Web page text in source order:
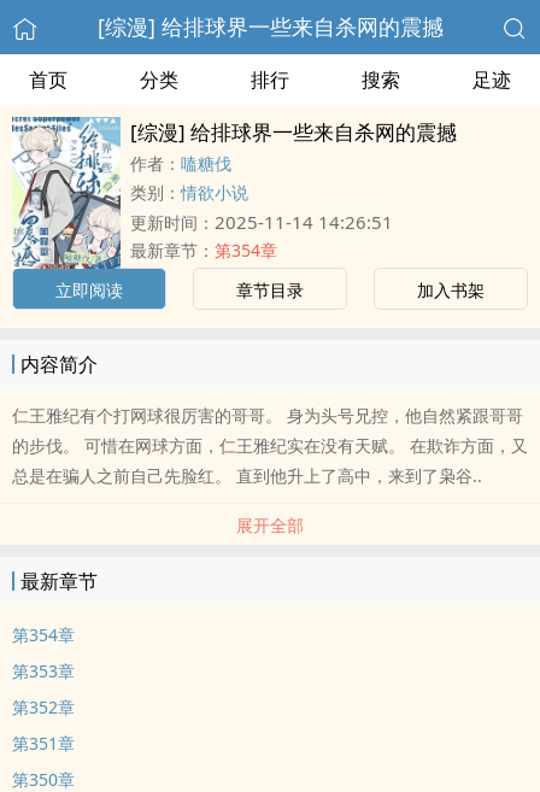
[综漫] 给排球界一些来自杀网的震撼
首页 分类 排行 搜索 足迹
[综漫] 给排球界一些来自杀网的震撼
作者： 嗑糖伐
类别：情欲小说
更新时间： 2025-11-14 14:26:51
最新章节： 第354章
立即阅读
章节目录 加入书架
内容简介
仁王雅纪有个打网球很厉害的哥哥。 身为头号兄控，他自然紧跟哥哥
的步伐。 可惜在网球方面，仁王雅纪实在没有天赋。 在欺诈方面，又
总是在骗人之前自己先脸红。 直到他升上了高中，来到了枭谷..
展开全部
最新章节
第354章
第353章
第352章
第351章
第350章